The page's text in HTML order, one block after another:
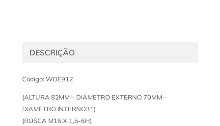
DESCRIÇÃO
Codigo: WOE912
(ALTURA 82MM – DIAMETRO EXTERNO 70MM –
DIAMETRO INTERNO31)
(ROSCA M16 X 1,5-6H)